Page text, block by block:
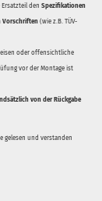
Ersatzteil den Spezifikationen
Vorschriften (wie z.B. TÜV-
oder offensichtliche
vor der Montage ist
von der Rückgabe
gelesen und verstanden